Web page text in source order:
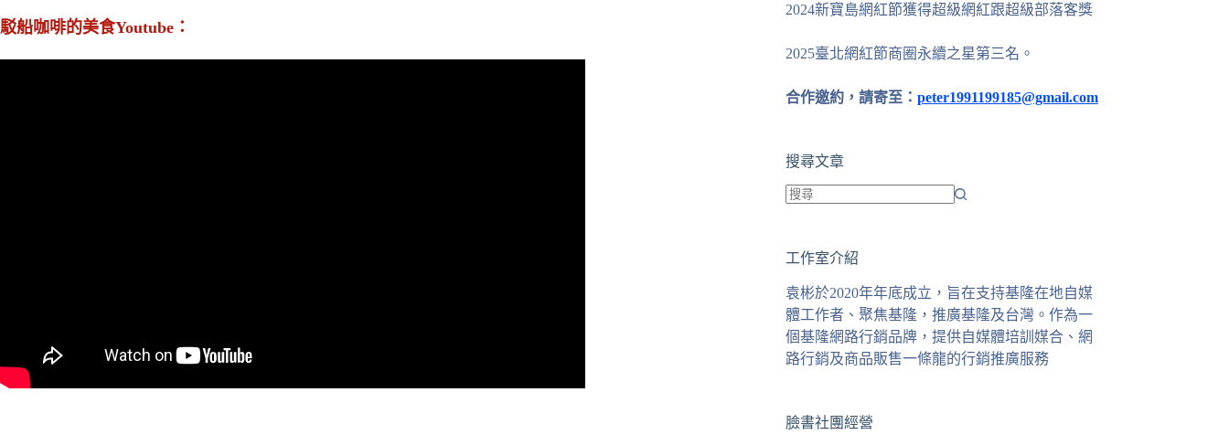
駁船咖啡的美食Youtube：
2024新寶島網紅節獲得超級網紅跟超級部落客獎
2025臺北網紅節商圈永續之星第三名。
合作邀約，請寄至： peter1991199185@gmail.com
搜尋文章
到
合
條
件
的
果
工作室介紹
袁彬於2020年年底成立，旨在支持基隆在地自媒
體工作者、聚焦基隆，推廣基隆及台灣。作為一
個基隆網路行銷品牌，提供自媒體培訓媒合、網
路行銷及商品販售一條龍的行銷推廣服務
臉書社團經營